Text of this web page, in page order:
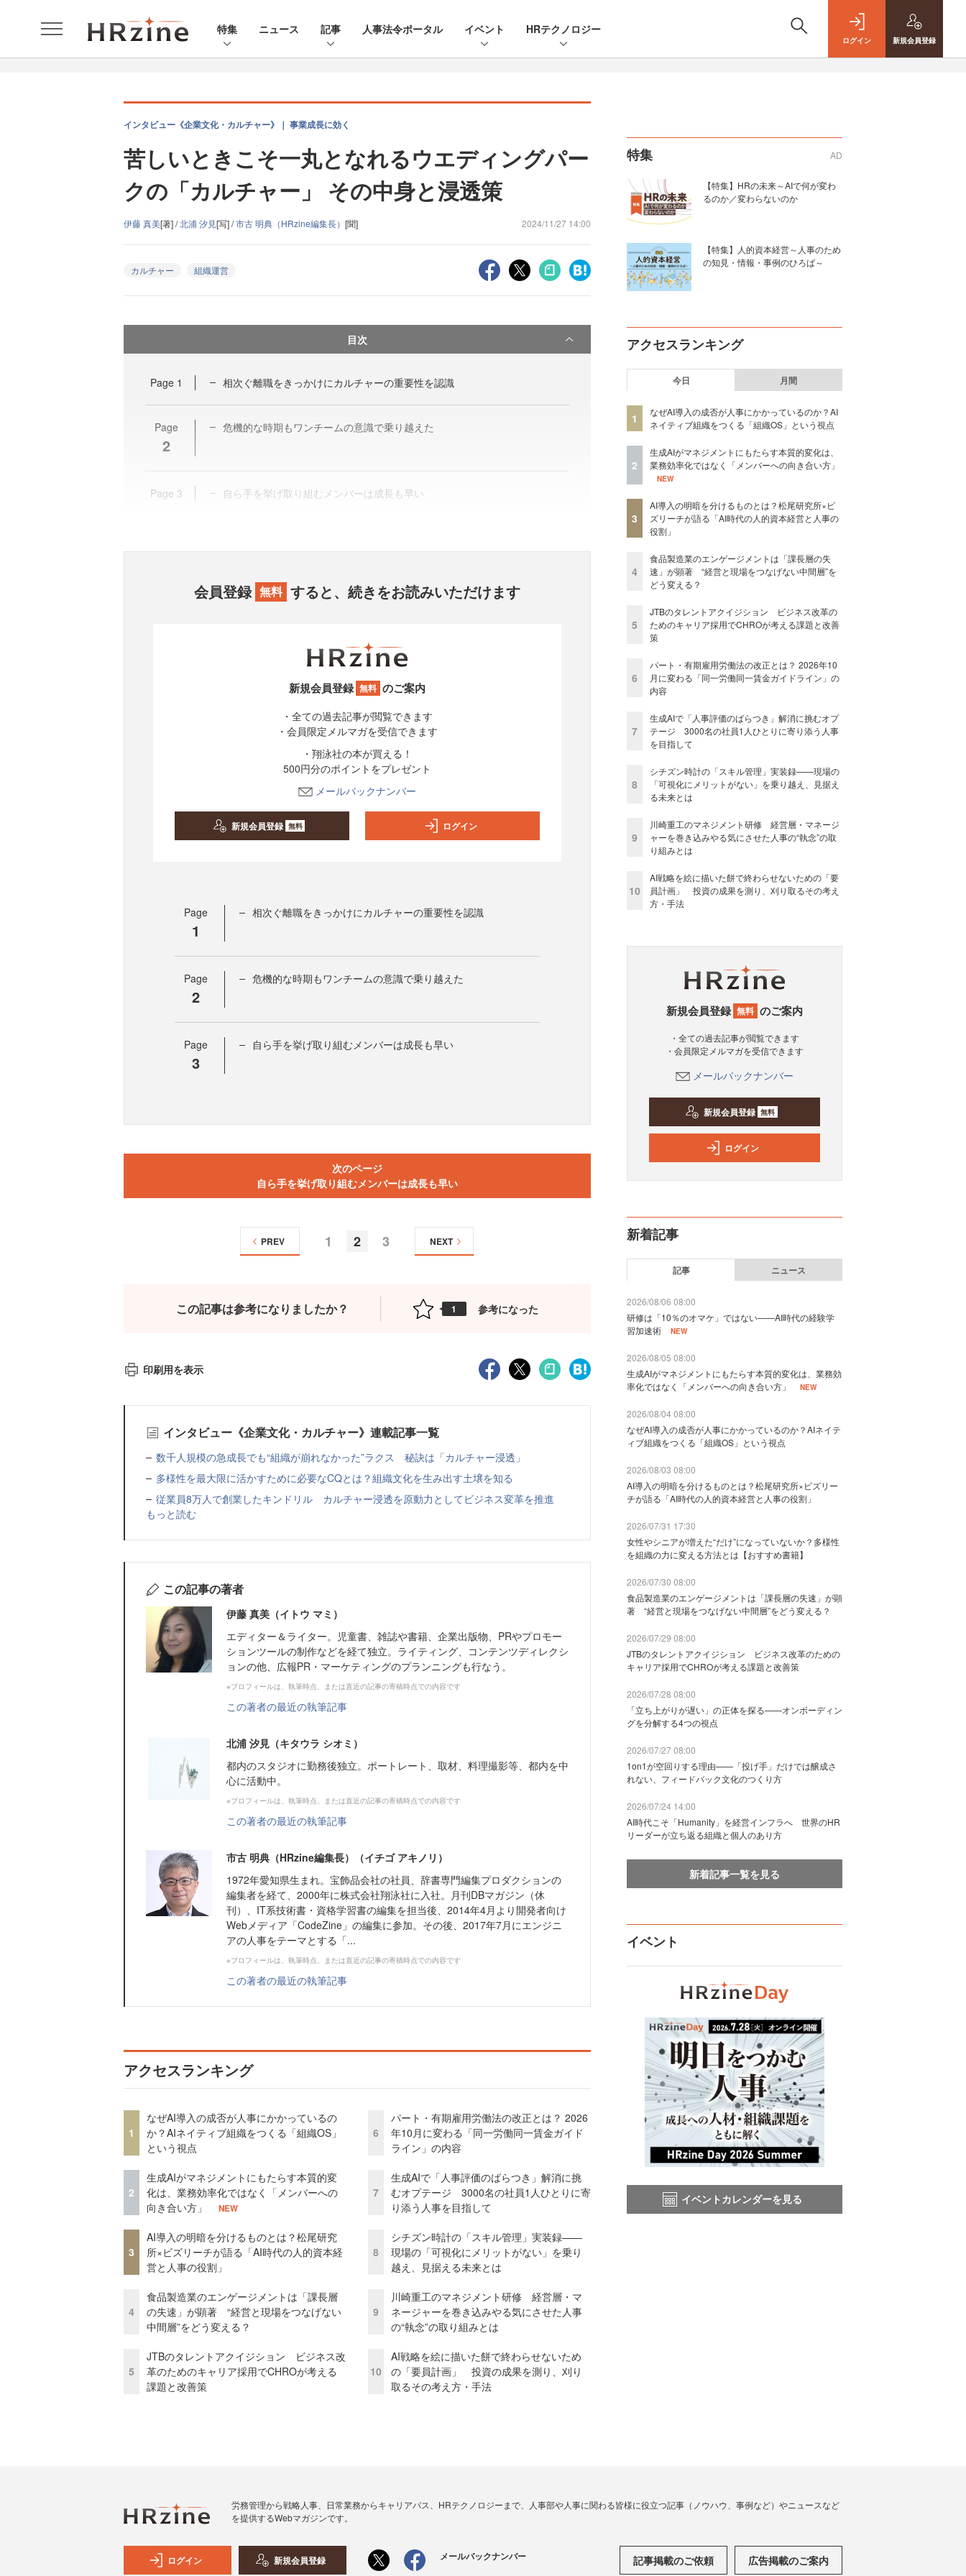
特集 ニュース 記事 人事法令ポータル イベント HRテクノロジー
ログイン 新規会員登録
インタビュー《企業文化・カルチャー》｜ 事業成長に効く
苦しいときこそ一丸となれるウエディングパー
クの「カルチャー」 その中身と浸透策
伊藤 真美[著] /北浦 汐見[写] /市古 明典（HRzine編集長） [聞] 2024/11/27 14:00
カルチャー 組織運営
目次
Page 1 相次ぐ離職をきっかけにカルチャーの重要性を認識
Page
2
危機的な時期もワンチームの意識で乗り越えた
Page 3 自ら手を挙げ取り組むメンバーは成長も早い
会員登録 無料 すると、続きをお読みいただけます
新規会員登録 無料 のご案内
・全ての過去記事が閲覧できます
・会員限定メルマガを受信できます
・翔泳社の本が買える！
500円分のポイントをプレゼント
メールバックナンバー
新規会員登録 無料 ログイン
Page
1
相次ぐ離職をきっかけにカルチャーの重要性を認識
Page
2
危機的な時期もワンチームの意識で乗り越えた
Page
3
自ら手を挙げ取り組むメンバーは成長も早い
次のページ
自ら手を挙げ取り組むメンバーは成長も早い
1 2 3
PREV NEXT
この記事は参考になりましたか？ 1 参考になった
印刷用を表示
インタビュー《企業文化・カルチャー》連載記事一覧
数千人規模の急成長でも“組織が崩れなかった”ラクス 秘訣は「カルチャー浸透」
多様性を最大限に活かすために必要なCQとは？組織文化を生み出す土壌を知る
従業員8万人で創業したキンドリル カルチャー浸透を原動力としてビジネス変革を推進
もっと読む
この記事の著者
伊藤 真美（イトウ マミ）
エディター＆ライター。児童書、雑誌や書籍、企業出版物、PRやプロモー
ションツールの制作などを経て独立。ライティング、コンテンツディレクシ
ョンの他、広報PR・マーケティングのプランニングも行なう。
※プロフィールは、執筆時点、または直近の記事の寄稿時点での内容です
この著者の最近の執筆記事
北浦 汐見（キタウラ シオミ）
都内のスタジオに勤務後独立。ポートレート、取材、料理撮影等、都内を中
心に活動中。
※プロフィールは、執筆時点、または直近の記事の寄稿時点での内容です
この著者の最近の執筆記事
市古 明典（HRzine編集長）（イチゴ アキノリ）
1972年愛知県生まれ。宝飾品会社の社員、辞書専門編集プロダクションの
編集者を経て、2000年に株式会社翔泳社に入社。月刊DBマガジン（休
刊）、IT系技術書・資格学習書の編集を担当後、2014年4月より開発者向け
Webメディア「CodeZine」の編集に参加。その後、2017年7月にエンジニ
アの人事をテーマとする「...
※プロフィールは、執筆時点、または直近の記事の寄稿時点での内容です
この著者の最近の執筆記事
アクセスランキング
1
なぜAI導入の成否が人事にかかっているの
か？AIネイティブ組織をつくる「組織OS」
という視点
2
生成AIがマネジメントにもたらす本質的変
化は、業務効率化ではなく「メンバーへの
向き合い方」
NEW
3
AI導入の明暗を分けるものとは？松尾研究
所×ビズリーチが語る「AI時代の人的資本経
営と人事の役割」
4
食品製造業のエンゲージメントは「課長層
の失速」が顕著 “経営と現場をつなげない
中間層”をどう変える？
5
JTBのタレントアクイジション ビジネス改
革のためのキャリア採用でCHROが考える
課題と改善策
6
パート・有期雇用労働法の改正とは？ 2026
年10月に変わる「同一労働同一賃金ガイド
ライン」の内容
7
生成AIで「人事評価のばらつき」解消に挑
むオプテージ 3000名の社員1人ひとりに寄
り添う人事を目指して
8
シチズン時計の「スキル管理」実装録——
現場の「可視化にメリットがない」を乗り
越え、見据える未来とは
9
川崎重工のマネジメント研修 経営層・マ
ネージャーを巻き込みやる気にさせた人事
の“執念”の取り組みとは
10
AI戦略を絵に描いた餅で終わらせないため
の「要員計画」 投資の成果を測り、刈り
取るその考え方・手法
特集 AD
【特集】HRの未来～AIで何が変わ
るのか／変わらないのか
【特集】人的資本経営～人事のため
の知見・情報・事例のひろば～
アクセスランキング
今日 月間
1
なぜAI導入の成否が人事にかかっているのか？AI
ネイティブ組織をつくる「組織OS」という視点
2
生成AIがマネジメントにもたらす本質的変化は、
業務効率化ではなく「メンバーへの向き合い方」
NEW
3
AI導入の明暗を分けるものとは？松尾研究所×ビ
ズリーチが語る「AI時代の人的資本経営と人事の
役割」
4
食品製造業のエンゲージメントは「課長層の失
速」が顕著 “経営と現場をつなげない中間層”を
どう変える？
5
JTBのタレントアクイジション ビジネス改革の
ためのキャリア採用でCHROが考える課題と改善
策
6
パート・有期雇用労働法の改正とは？ 2026年10
月に変わる「同一労働同一賃金ガイドライン」の
内容
7
生成AIで「人事評価のばらつき」解消に挑むオプ
テージ 3000名の社員1人ひとりに寄り添う人事
を目指して
8
シチズン時計の「スキル管理」実装録——現場の
「可視化にメリットがない」を乗り越え、見据え
る未来とは
9
川崎重工のマネジメント研修 経営層・マネージ
ャーを巻き込みやる気にさせた人事の“執念”の取
り組みとは
10
AI戦略を絵に描いた餅で終わらせないための「要
員計画」 投資の成果を測り、刈り取るその考え
方・手法
新規会員登録 無料 のご案内
・全ての過去記事が閲覧できます
・会員限定メルマガを受信できます
メールバックナンバー
新規会員登録 無料
ログイン
新着記事
記事 ニュース
2026/08/06 08:00
研修は「10％のオマケ」ではない——AI時代の経験学
習加速術
NEW
2026/08/05 08:00
生成AIがマネジメントにもたらす本質的変化は、業務効
率化ではなく「メンバーへの向き合い方」
NEW
2026/08/04 08:00
なぜAI導入の成否が人事にかかっているのか？AIネイテ
ィブ組織をつくる「組織OS」という視点
2026/08/03 08:00
AI導入の明暗を分けるものとは？松尾研究所×ビズリー
チが語る「AI時代の人的資本経営と人事の役割」
2026/07/31 17:30
女性やシニアが増えた“だけ”になっていないか？多様性
を組織の力に変える方法とは【おすすめ書籍】
2026/07/30 08:00
食品製造業のエンゲージメントは「課長層の失速」が顕
著 “経営と現場をつなげない中間層”をどう変える？
2026/07/29 08:00
JTBのタレントアクイジション ビジネス改革のための
キャリア採用でCHROが考える課題と改善策
2026/07/28 08:00
「立ち上がりが遅い」の正体を探る——オンボーディン
グを分解する4つの視点
2026/07/27 08:00
1on1が空回りする理由——「投げ手」だけでは醸成さ
れない、フィードバック文化のつくり方
2026/07/24 14:00
AI時代こそ「Humanity」を経営インフラへ 世界のHR
リーダーが立ち返る組織と個人のあり方
新着記事一覧を見る
イベント
イベントカレンダーを見る
労務管理から戦略人事、日常業務からキャリアパス、HRテクノロジーまで、人事部や人事に関わる皆様に役立つ記事（ノウハウ、事例など）やニュースなど
を提供するWebマガジンです。
ログイン 新規会員登録 メールバックナンバー 記事掲載のご依頼 広告掲載のご案内